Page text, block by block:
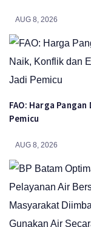
AUG 8, 2026
FAO: Harga
Pemicu
AUG 8, 2026